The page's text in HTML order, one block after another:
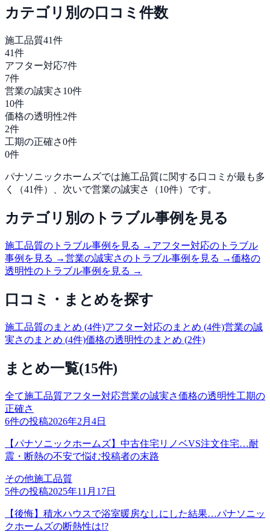
カテゴリ別の口コミ件数
施工品質41件
41件
アフター対応7件
7件
営業の誠実さ 10件
10件
価格の透明性2件
2件
工期の正確さ0件
0件
パナソニックホームズでは施工品質に関する口コミが最も多
く（41件）、次いで営業の誠実さ （10件）です。
カテゴリ別のトラブル事例を見る
施工品質のトラブル事例を見る → アフター対応のトラブル
事例を見る →営業の誠実さのトラブル事例を見る →価格の
透明性のトラブル事例を見る →
口コミ・まとめを探す
施工品質のまとめ (4件)アフター対応のまとめ (4件)営業の誠
実さのまとめ (4件)価格の透明性のまとめ (2件)
まとめ一覧(15件)
全て施工品質アフター対応営業の誠実さ価格の透明性工期の
正確さ
6件の投稿2026年2月4日
【パナソニックホームズ】中古住宅リノベVS注文住宅…耐
震・断熱の不安で悩む投稿者の末路
その他施工品質
5件の投稿2025年11月17日
【後悔】積水ハウスで浴室暖房なしにした結果…パナソニッ
クホームズの断熱性は!?